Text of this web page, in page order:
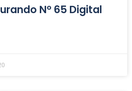
Nº 65 Digital